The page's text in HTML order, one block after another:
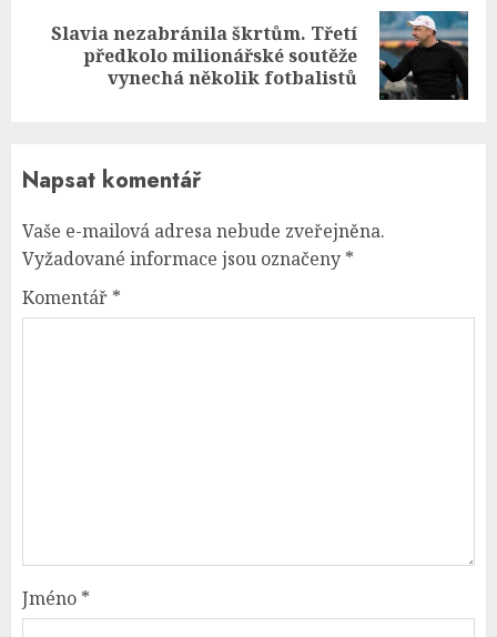
Next
Slavia nezabránila škrtům. Třetí
předkolo milionářské soutěže
vynechá několik fotbalistů
Napsat komentář
Vaše e-mailová adresa nebude zveřejněna.
Vyžadované informace jsou označeny *
Komentář *
Jméno *